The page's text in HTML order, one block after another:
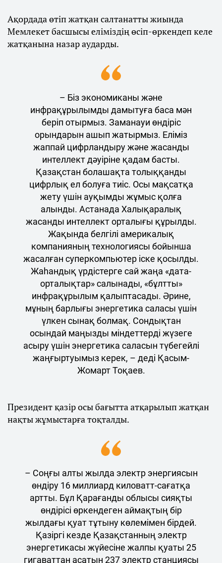
Ақордада өтіп жатқан салтанатты жиында
Мемлекет басшысы еліміздің өсіп-өркендеп келе
жатқанына назар аударды.
– Біз экономиканы және
инфрақұрылымды дамытуға баса мән
беріп отырмыз. Заманауи өндіріс
орындарын ашып жатырмыз. Еліміз
жаппай цифрландыру және жасанды
интеллект дәуіріне қадам басты.
Қазақстан болашақта толыққанды
цифрлық ел болуға тиіс. Осы мақсатқа
жету үшін ауқымды жұмыс қолға
алынды. Астанада Халықаралық
жасанды интеллект орталығы құрылды.
Жақында белгілі америкалық
компанияның технологиясы бойынша
жасалған суперкомпьютер іске қосылды.
Жаһандық үрдістерге сай жаңа «дата-
орталықтар» салынады, «бұлтты»
инфрақұрылым қалыптасады. Әрине,
мұның барлығы энергетика саласы үшін
үлкен сынақ болмақ. Сондықтан
осындай маңызды міндеттерді жүзеге
асыру үшін энергетика саласын түбегейлі
жаңғыртуымыз керек, – деді Қасым-
Жомарт Тоқаев.
Президент қазір осы бағытта атқарылып жатқан
нақты жұмыстарға тоқталды.
– Cоңғы алты жылда электр энергиясын
өндіру 16 миллиард киловатт-сағатқа
артты. Бұл Қарағанды облысы сияқты
өндірісі өркендеген аймақтың бір
жылдағы қуат тұтыну көлемімен бірдей.
Қазіргі кезде Қазақстанның электр
энергетикасы жүйесіне жалпы қуаты 25
гигаваттан асатын 237 электр станциясы